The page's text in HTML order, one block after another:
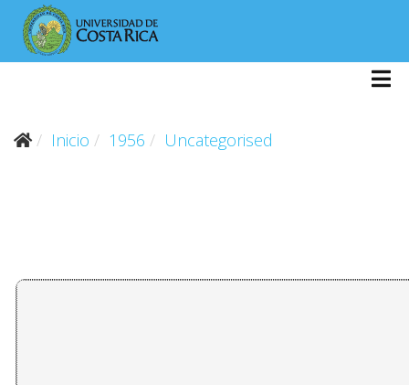
Inicio 1956 Uncategorised